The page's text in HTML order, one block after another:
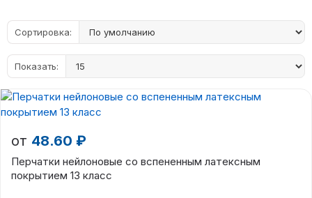
Сортировка:
Показать:
от 48.60 ₽
Перчатки нейлоновые со вспененным латексным
покрытием 13 класс